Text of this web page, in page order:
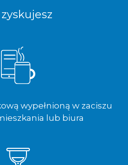
wypełnioną w zaciszu
lub biura